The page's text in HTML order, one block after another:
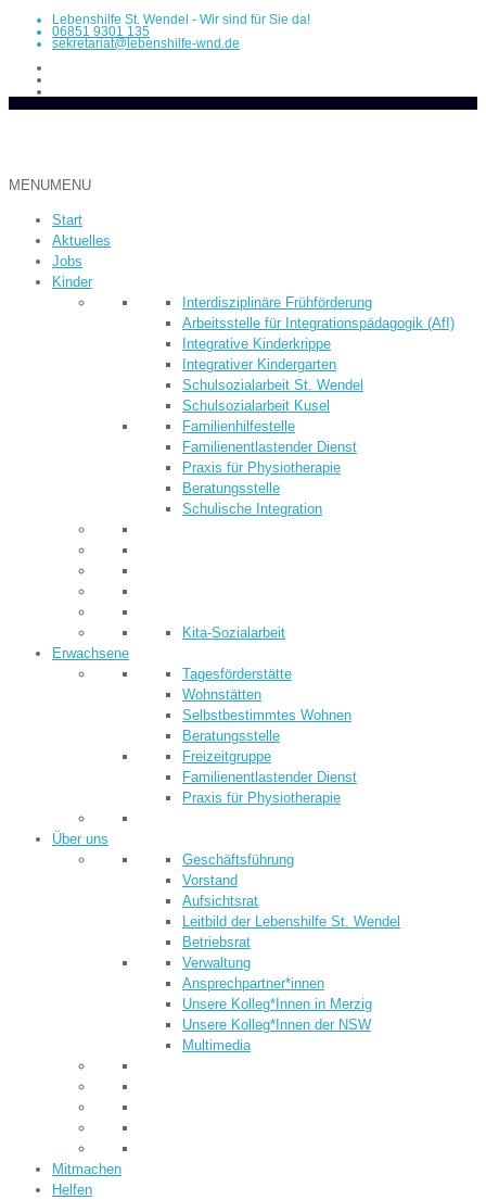
Lebenshilfe St. Wendel - Wir sind für Sie da!
06851 9301 135
sekretariat@lebenshilfe-wnd.de
MENUMENU
Start
Aktuelles
Jobs
Kinder
Inter­dis­ziplinäre Früh­­förderung
Arbeitsstelle für Integrationspädagogik (AfI)
Integrative Kinderkrippe
Integrativer Kindergarten
Schulsozialarbeit St. Wendel
Schulsozialarbeit Kusel
Familienhilfestelle
Familienentlastender Dienst
Praxis für Physiotherapie
Beratungsstelle
Schulische Integration
Kita-Sozialarbeit
Erwachsene
Tagesförderstätte
Wohnstätten
Selbstbestimmtes Wohnen
Beratungsstelle
Freizeitgruppe
Familienentlastender Dienst
Praxis für Physiotherapie
Über uns
Geschäftsführung
Vorstand
Aufsichtsrat
Leitbild der Lebenshilfe St. Wendel
Betriebsrat
Verwaltung
Ansprechpartner*innen
Unsere Kolleg*Innen in Merzig
Unsere Kolleg*Innen der NSW
Multimedia
Mitmachen
Helfen